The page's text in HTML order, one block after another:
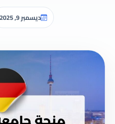
ديسمبر 9, 2025